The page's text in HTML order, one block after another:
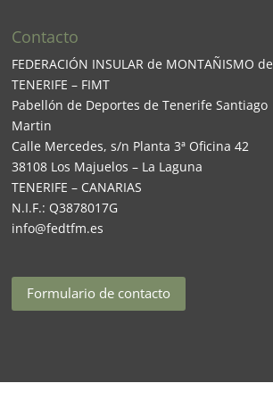
Contacto
FEDERACIÓN INSULAR de MONTAÑISMO de
TENERIFE – FIMT
Pabellón de Deportes de Tenerife Santiago
Martin
Calle Mercedes, s/n Planta 3ª Oficina 42
38108 Los Majuelos – La Laguna
TENERIFE – CANARIAS
N.I.F.: Q3878017G
info@fedtfm.es
Formulario de contacto